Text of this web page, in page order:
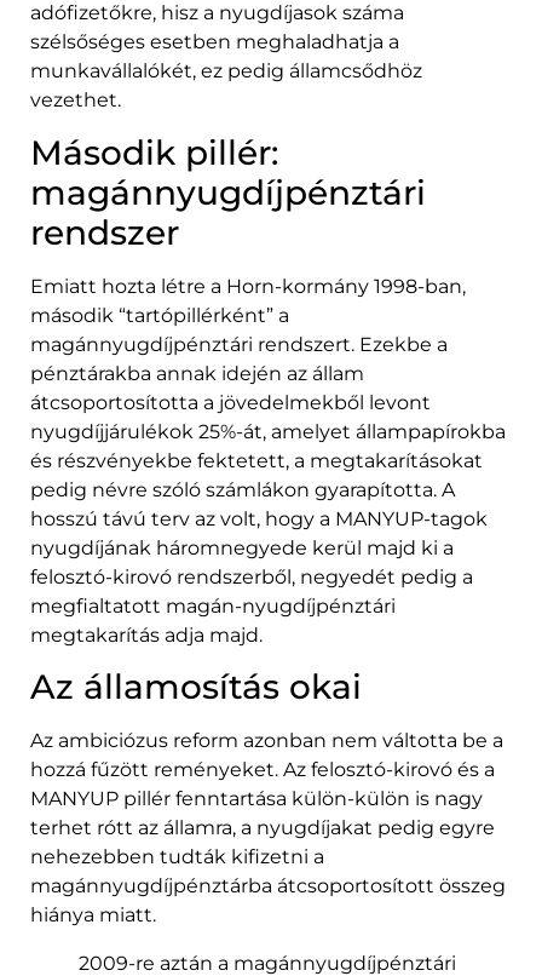
adófizetőkre, hisz a nyugdíjasok száma
szélsőséges esetben meghaladhatja a
munkavállalókét, ez pedig államcsődhöz
vezethet.
Második pillér:
magánnyugdíjpénztári
rendszer
Emiatt hozta létre a Horn-kormány 1998-ban,
második “tartópillérként” a
magánnyugdíjpénztári rendszert. Ezekbe a
pénztárakba annak idején az állam
átcsoportosította a jövedelmekből levont
nyugdíjjárulékok 25%-át, amelyet állampapírokba
és részvényekbe fektetett, a megtakarításokat
pedig névre szóló számlákon gyarapította. A
hosszú távú terv az volt, hogy a MANYUP-tagok
nyugdíjának háromnegyede kerül majd ki a
felosztó-kirovó rendszerből, negyedét pedig a
megfialtatott magán-nyugdíjpénztári
megtakarítás adja majd.
Az államosítás okai
Az ambiciózus reform azonban nem váltotta be a
hozzá fűzött reményeket. Az felosztó-kirovó és a
MANYUP pillér fenntartása külön-külön is nagy
terhet rótt az államra, a nyugdíjakat pedig egyre
nehezebben tudták kifizetni a
magánnyugdíjpénztárba átcsoportosított összeg
hiánya miatt.
2009-re aztán a magánnyugdíjpénztári